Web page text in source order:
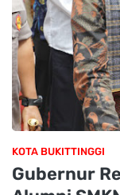
KOTA BUKITTINGGI
Gubernur